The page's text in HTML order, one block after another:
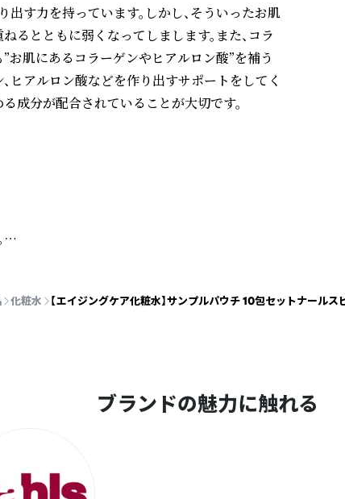
す力を持っています。しかし、そういったお肌
とともに弱くなってしまします。また、コラ
肌にあるコラーゲンやヒアルロン酸”を補う
ヒアルロン酸などを作り出すサポートをしてく
成分が配合されていることが大切です。
じませてください。）
化粧水 【エイジングケア化粧水】サンプルパウチ 10包セットナールス
ブランドの魅力に触れる